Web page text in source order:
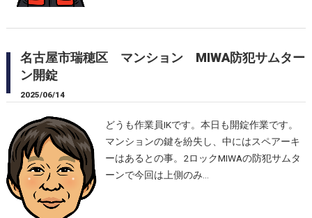
名古屋市瑞穂区 マンション MIWA防犯サムター
ン開錠
2025/06/14
どうも作業員IKです。本日も開錠作業です。
マンションの鍵を紛失し、中にはスペアーキ
ーはあるとの事。2ロックMIWAの防犯サムタ
ーンで今回は上側のみ…